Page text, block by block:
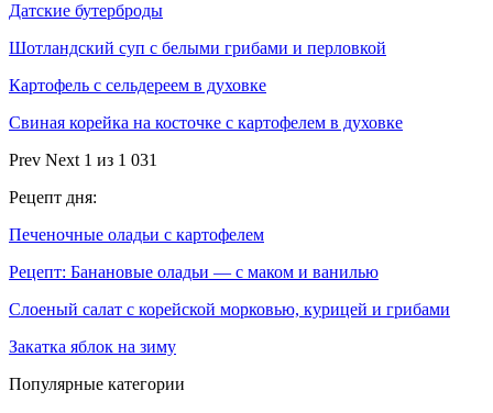
Датские бутерброды
Шотландский суп с белыми грибами и перловкой
Картофель с сельдереем в духовке
Свиная корейка на косточке с картофелем в духовке
Prev Next 1 из 1 031
Рецепт дня:
Печеночные оладьи с картофелем
Рецепт: Банановые оладьи — с маком и ванилью
Слоеный салат с корейской морковью, курицей и грибами
Закатка яблок на зиму
Популярные категории